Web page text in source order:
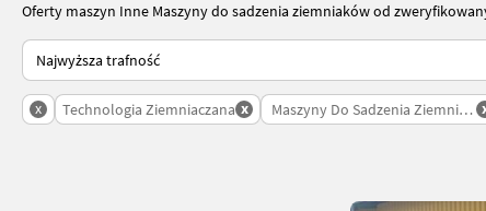
Oferty maszyn Inne Maszyny do sadzenia ziemniaków od
Tak sortuje się na Landwirt.com
x Technologia Ziemniaczana x Maszyny Do Sadzenia